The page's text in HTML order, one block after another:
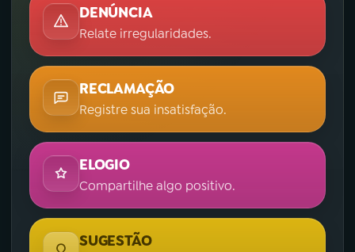
DENÚNCIA
Relate irregularidades.
RECLAMAÇÃO
Registre sua insatisfação.
ELOGIO
Compartilhe algo positivo.
SUGESTÃO